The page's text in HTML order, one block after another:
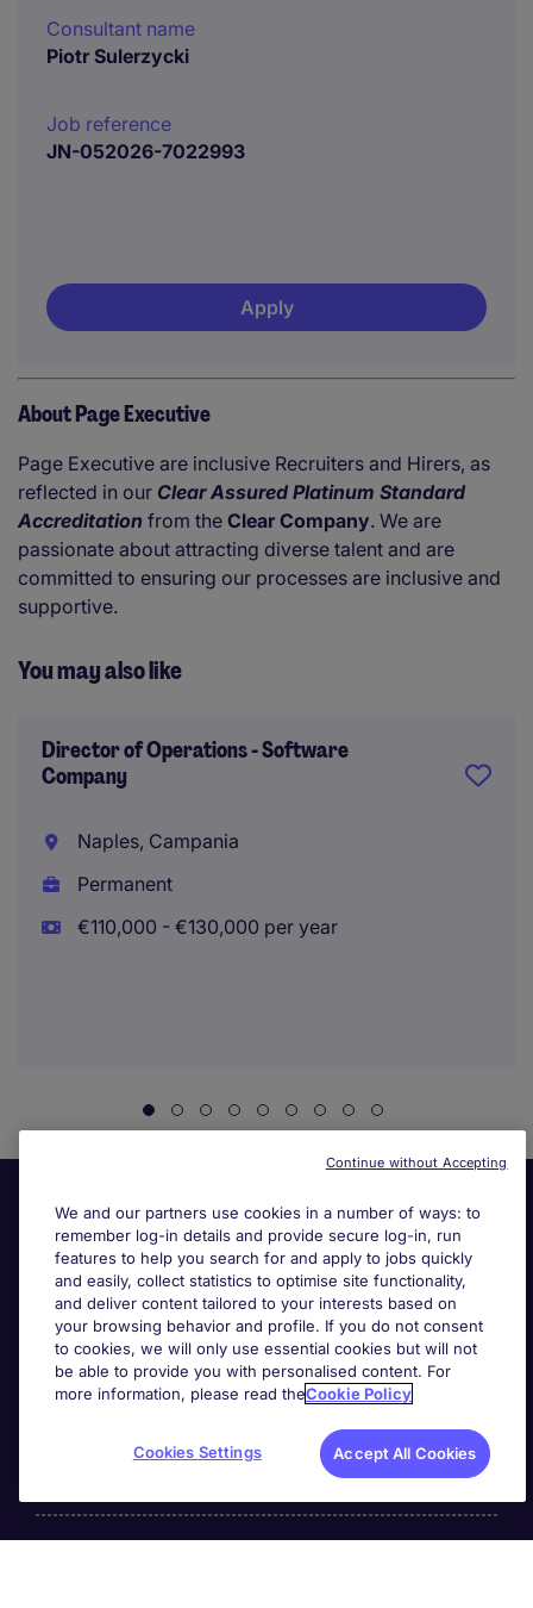
Consultant name
Piotr Sulerzycki
Job reference
JN-052026-7022993
Apply
About Page Executive
Page Executive are inclusive Recruiters and Hirers, as
reflected in our Clear Assured Platinum Standard
Accreditation from the Clear Company. We are
passionate about attracting diverse talent and are
committed to ensuring our processes are inclusive and
supportive.
You may also like
Director of Operations - Software
Company
Naples, Campania
Permanent
€110,000 - €130,000 per year
Useful links
We and our partners use cookies in a number of ways: to
remember log-in details and provide secure log-in, run
features to help you search for and apply to jobs quickly
and easily, collect statistics to optimise site functionality,
and deliver content tailored to your interests based on
your browsing behavior and profile. If you do not consent
to cookies, we will only use essential cookies but will not
be able to provide you with personalised content. For
more information, please read theCookie Policy
Cookies Settings Accept All Cookies
Continue without Accepting